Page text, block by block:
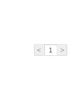
< >